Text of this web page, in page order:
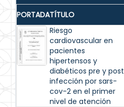
PORTADATÍTULO
Riesgo
cardiovascular en
pacientes
hipertensos y
diabéticos pre y post
infección por sars-
cov-2 en el primer
nivel de atención